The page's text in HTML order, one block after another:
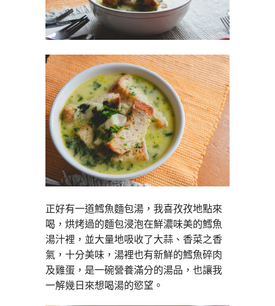
正好有一道鱈魚麵包湯，我喜孜孜地點來
喝，烘烤過的麵包浸泡在鮮濃味美的鱈魚
湯汁裡，並大量地吸收了大蒜、香菜之香
氣，十分美味，湯裡也有新鮮的鱈魚碎肉
及雞蛋，是一碗營養滿分的湯品，也讓我
一解幾日來想喝湯的慾望。